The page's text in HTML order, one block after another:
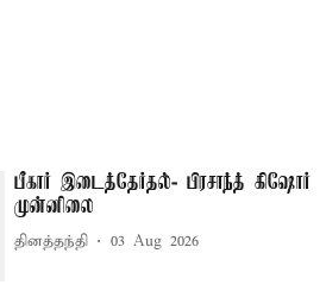
பீகார் இடைத்தேர்தல்- பிரசாந்த் கிஷோர்
முன்னிலை
தினத்தந்தி 03 Aug 2026